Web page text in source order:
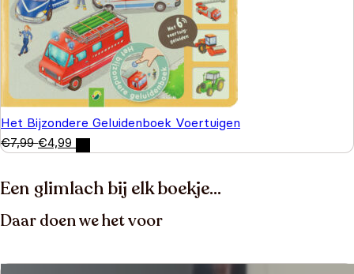
Het Bijzondere Geluidenboek Voertuigen
€7,99 €4,99
Een glimlach bij elk boekje…
Daar doen we het voor